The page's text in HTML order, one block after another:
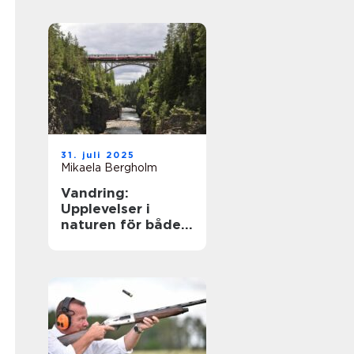
31. juli 2025
Mikaela Bergholm
Vandring:
Upplevelser i
naturen för både